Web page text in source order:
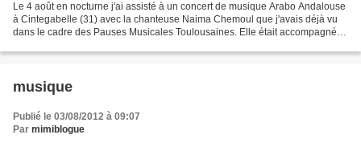
Le 4 août en nocturne j'ai assisté à un concert de musique Arabo Andalouse
à Cintegabelle (31) avec la chanteuse Naima Chemoul que j'avais déjà vu
dans le cadre des Pauses Musicales Toulousaines. Elle était accompagné
musique
Publié le 03/08/2012 à 09:07
Par mimiblogue